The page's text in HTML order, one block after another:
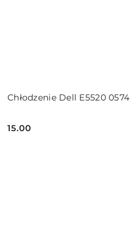
Chłodzenie Dell E5520 0574
Cena:
15.00